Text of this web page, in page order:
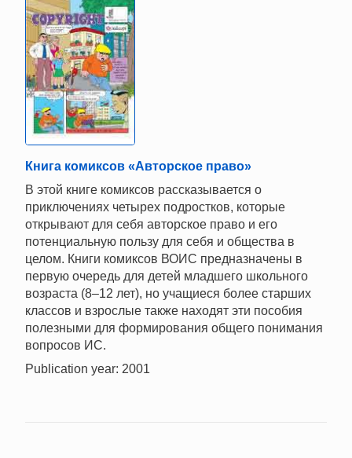
Книга комиксов «Авторское право»
В этой книге комиксов рассказывается о
приключениях четырех подростков, которые
открывают для себя авторское право и его
потенциальную пользу для себя и общества в
целом. Книги комиксов ВОИС предназначены в
первую очередь для детей младшего школьного
возраста (8–12 лет), но учащиеся более старших
классов и взрослые также находят эти пособия
полезными для формирования общего понимания
вопросов ИС.
Publication year: 2001